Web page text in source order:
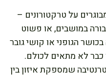
על טרקטורונים –
במושבים, או פשוט
הגופני או קושי גובר
כבר לא מתאים לכולם.
שמספקת איזון בין